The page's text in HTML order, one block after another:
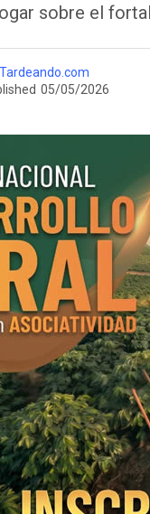
sobre el
Tardeando.com
05/05/2026